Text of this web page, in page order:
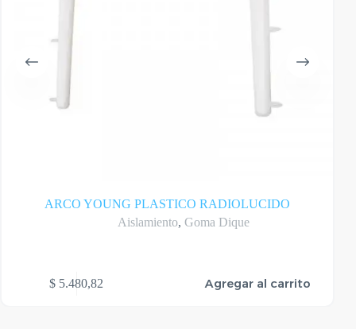
ARCO YOUNG PLASTICO RADIOLUCIDO
Aislamiento, Goma Dique
$ 5.480,82 Agregar al carrito